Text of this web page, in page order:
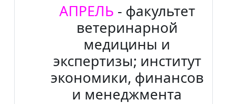
АПРЕЛЬ - факультет
ветеринарной
медицины и
экспертизы; институт
экономики, финансов
и менеджмента